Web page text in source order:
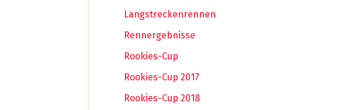
Langstreckenrennen
Rennergebnisse
Rookies-Cup
Rookies-Cup 2017
Rookies-Cup 2018